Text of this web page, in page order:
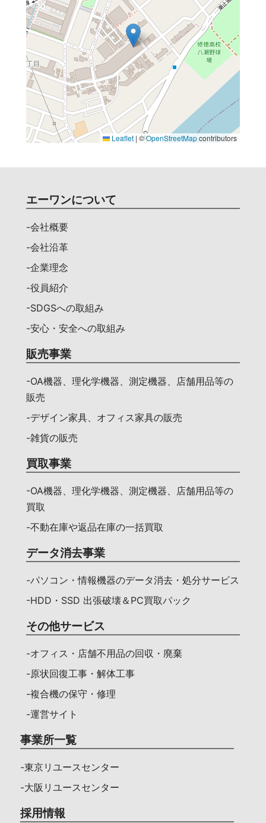
Leaflet | ©OpenStreetMapcontributors
エーワンについて
-会社概要
-会社沿革
-企業理念
-役員紹介
-SDGSへの取組み
-安心・安全への取組み
販売事業
-OA機器、理化学機器、測定機器、店舗用品等の
販売
-デザイン家具、オフィス家具の販売
-雑貨の販売
買取事業
-OA機器、理化学機器、測定機器、店舗用品等の
買取
-不動在庫や返品在庫の一括買取
データ消去事業
-パソコン・情報機器のデータ消去・処分サービス
-HDD・SSD 出張破壊＆PC買取パック
その他サービス
-オフィス・店舗不用品の回収・廃棄
-原状回復工事・解体工事
-複合機の保守・修理
-運営サイト
事業所一覧
-東京リユースセンター
-大阪リユースセンター
採用情報